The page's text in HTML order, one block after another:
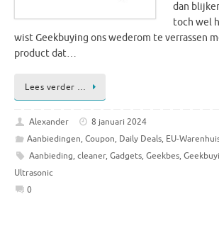
dan
toch wel
wist Geekbuying ons wederom te verrassen
product dat…
Lees verder …
Alexander
8 januari 2024
Aanbiedingen, Coupon, Daily Deals, EU-
Aanbieding, cleaner, Gadgets, Geekbes,
Ultrasonic
0